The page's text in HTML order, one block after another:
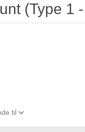
(Type 1
til